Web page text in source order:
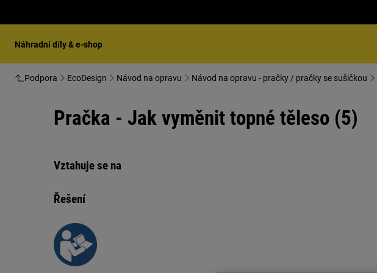
Náhradní díly & e-shop
Podpora EcoDesign Návod na opravu Návod na opravu - pračky / pračky se sušičkou
Pračka - Jak vyměnit topné těleso (5)
Vztahuje se na
Řešení